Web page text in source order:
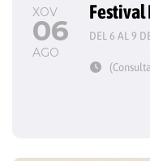
XOV
06
AGO
Festival
DEL 6 AL 9